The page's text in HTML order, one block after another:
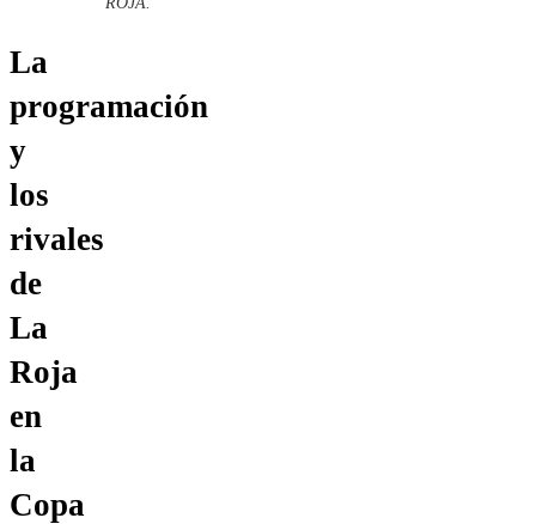
La
programación
y
los
rivales
de
La
Roja
en
la
Copa